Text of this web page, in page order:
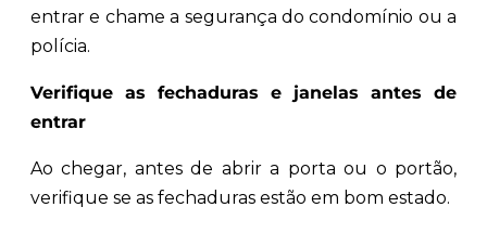
entrar e chame a segurança do condomínio ou a
polícia.
Verifique as fechaduras e janelas antes de
entrar
Ao chegar, antes de abrir a porta ou o portão,
verifique se as fechaduras estão em bom estado.